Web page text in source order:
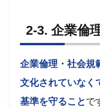
2-3. 企業倫
企業倫理・社会規
文化されていなく
基準を守ることで